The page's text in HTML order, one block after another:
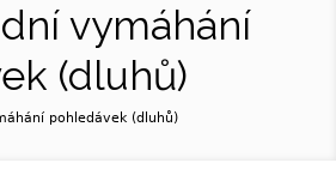
vymáhání
(dluhů)
pohledávek (dluhů)